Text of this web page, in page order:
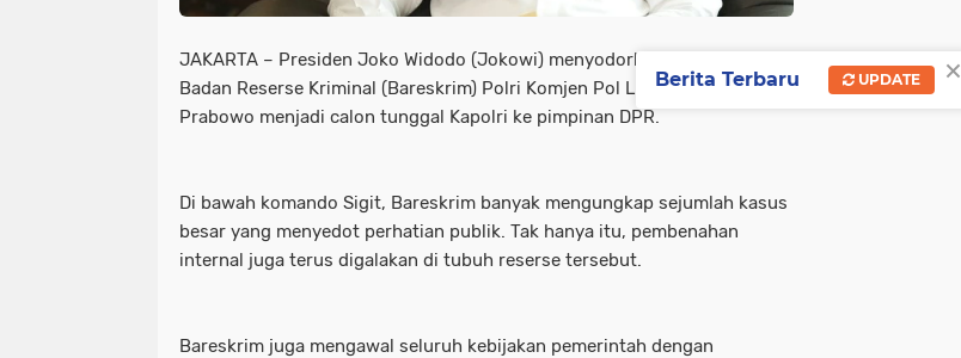
JAKARTA – Presiden Joko Widodo (Jokowi) menyodorkan nama Kepala
Badan Reserse Kriminal (Bareskrim) Polri Komjen Pol Listyo Sigit
Prabowo menjadi calon tunggal Kapolri ke pimpinan DPR.
Di bawah komando Sigit, Bareskrim banyak mengungkap sejumlah kasus
besar yang menyedot perhatian publik. Tak hanya itu, pembenahan
internal juga terus digalakan di tubuh reserse tersebut.
Bareskrim juga mengawal seluruh kebijakan pemerintah dengan
×
Berita Terbaru UPDATE